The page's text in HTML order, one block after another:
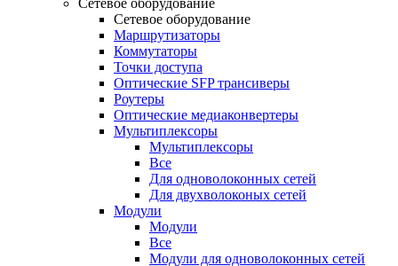
Сетевое оборудование
Сетевое оборудование
Маршрутизаторы
Коммутаторы
Точки доступа
Оптические SFP трансиверы
Роутеры
Оптические медиаконвертеры
Мультиплексоры
Мультиплексоры
Все
Для одноволоконных сетей
Для двухволоконых сетей
Модули
Модули
Все
Модули для одноволоконных сетей